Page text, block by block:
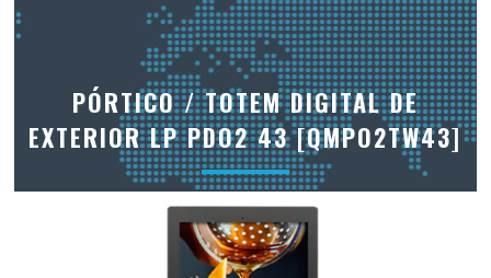
PÓRTICO / TOTEM DIGITAL DE
EXTERIOR LP PDO2 43 [QMPO2TW43]